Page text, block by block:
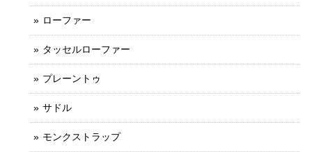
ローファー
タッセルローファー
プレーントゥ
サドル
モンクストラップ